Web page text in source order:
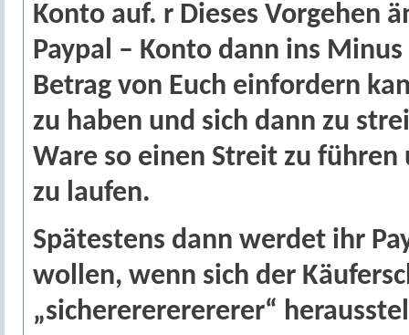
Konto auf. r Dieses Vorgehen
Paypal – Konto dann ins
Betrag von Euch einfordern
zu haben und sich dann zu
Ware so einen Streit zu
zu laufen.
Spätestens dann werdet ihr
wollen, wenn sich der
„sichererererererer“